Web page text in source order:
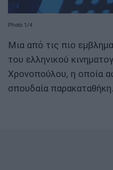
Photo 1/4
Μια από τις πιο
του ελληνικού
Χρονοπούλου, η οποία
σπουδαία παρακαταθήκη.